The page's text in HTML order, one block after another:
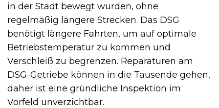
in der Stadt bewegt wurden, ohne
regelmäßig längere Strecken. Das DSG
benötigt längere Fahrten, um auf optimale
Betriebstemperatur zu kommen und
Verschleiß zu begrenzen. Reparaturen am
DSG-Getriebe können in die Tausende gehen,
daher ist eine gründliche Inspektion im
Vorfeld unverzichtbar.